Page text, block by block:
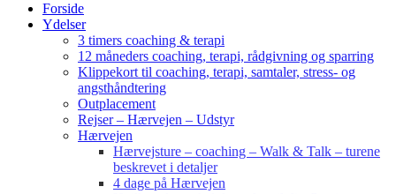
Forside
Ydelser
3 timers coaching & terapi
12 måneders coaching, terapi, rådgivning og sparring
Klippekort til coaching, terapi, samtaler, stress- og
angsthåndtering
Outplacement
Rejser – Hærvejen – Udstyr
Hærvejen
Hærvejsture – coaching – Walk & Talk – turene
beskrevet i detaljer
4 dage på Hærvejen